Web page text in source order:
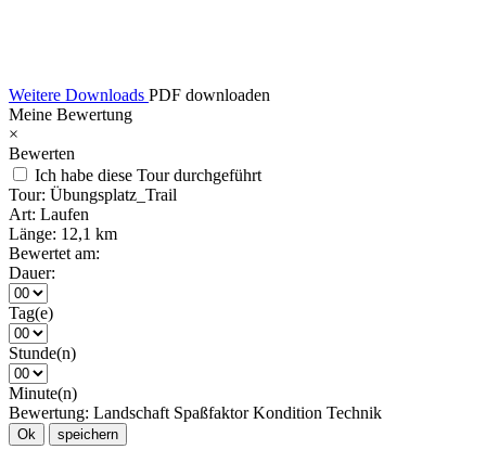
Weitere Downloads PDF downloaden
Meine Bewertung
×
Bewerten
Ich habe diese Tour durchgeführt
Tour: Übungsplatz_Trail
Art: Laufen
Länge: 12,1 km
Bewertet am:
Dauer:
Tag(e)
Stunde(n)
Minute(n)
Bewertung: Landschaft Spaßfaktor Kondition Technik
Ok speichern